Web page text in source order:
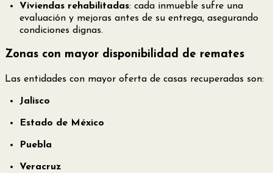
Viviendas rehabilitadas: cada inmueble sufre una
evaluación y mejoras antes de su entrega, asegurando
condiciones dignas.
Zonas con mayor disponibilidad de remates
Las entidades con mayor oferta de casas recuperadas son:
Jalisco
Estado de México
Puebla
Veracruz